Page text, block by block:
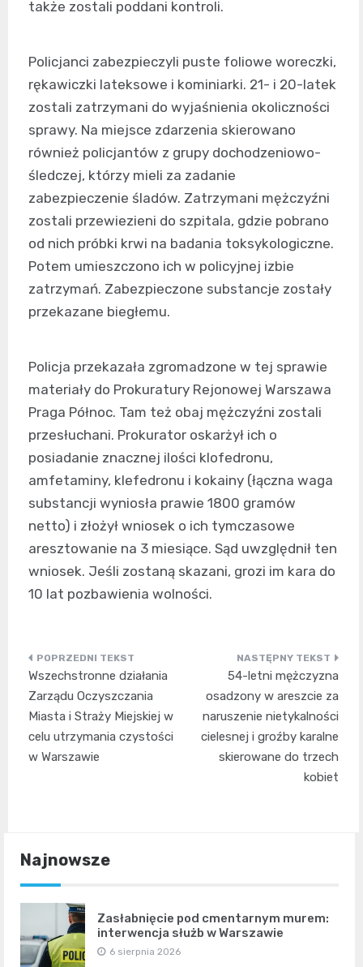
także zostali poddani kontroli.
Policjanci zabezpieczyli puste foliowe woreczki,
rękawiczki lateksowe i kominiarki. 21- i 20-latek
zostali zatrzymani do wyjaśnienia okoliczności
sprawy. Na miejsce zdarzenia skierowano
również policjantów z grupy dochodzeniowo-
śledczej, którzy mieli za zadanie
zabezpieczenie śladów. Zatrzymani mężczyźni
zostali przewiezieni do szpitala, gdzie pobrano
od nich próbki krwi na badania toksykologiczne.
Potem umieszczono ich w policyjnej izbie
zatrzymań. Zabezpieczone substancje zostały
przekazane biegłemu.
Policja przekazała zgromadzone w tej sprawie
materiały do Prokuratury Rejonowej Warszawa
Praga Północ. Tam też obaj mężczyźni zostali
przesłuchani. Prokurator oskarżył ich o
posiadanie znacznej ilości klofedronu,
amfetaminy, klefedronu i kokainy (łączna waga
substancji wyniosła prawie 1800 gramów
netto) i złożył wniosek o ich tymczasowe
aresztowanie na 3 miesiące. Sąd uwzględnił ten
wniosek. Jeśli zostaną skazani, grozi im kara do
10 lat pozbawienia wolności.
Nawigacja
wpisu
Wszechstronne działania
Zarządu Oczyszczania
Miasta i Straży Miejskiej w
celu utrzymania czystości
w Warszawie
54-letni mężczyzna
osadzony w areszcie za
naruszenie nietykalności
cielesnej i groźby karalne
skierowane do trzech
kobiet
Najnowsze
Zasłabnięcie pod cmentarnym murem:
interwencja służb w Warszawie
6 sierpnia 2026